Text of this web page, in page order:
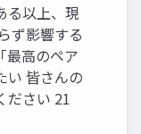
る以上、現
ず影響する
最高のペア
い 皆さんの
ださい 21